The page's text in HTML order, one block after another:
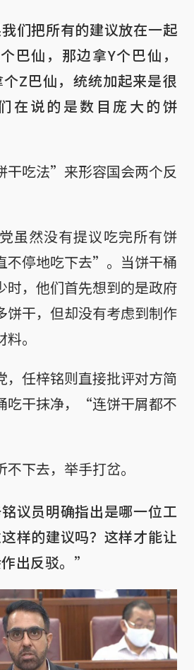
们把所有的建议放在一起
巴仙，那边拿Y个巴仙，
Z巴仙，统统加起来是很
在说的是数目庞大的饼
吃法”来形容国会两个反
虽然没有提议吃完所有饼
不停地吃下去”。当饼干桶
时，他们首先想到的是政府
饼干，但却没有考虑到制作
。
，任梓铭则直接批评对方简
吃干抹净，“连饼干屑都不
下去，举手打岔。
议员明确指出是哪一位工
样的建议吗？这样才能让
出反驳。”